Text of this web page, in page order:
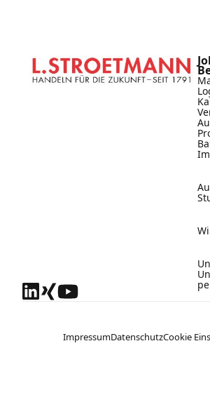
pe
ImpressumDatenschutzCookie